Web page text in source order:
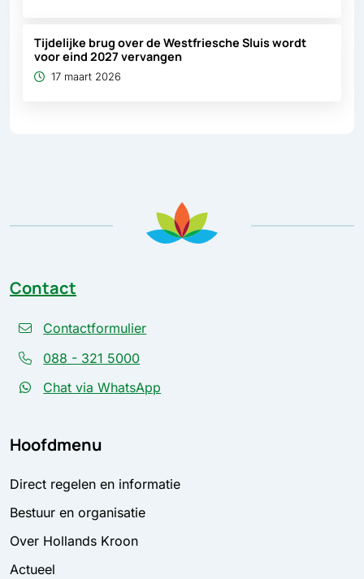
Tijdelijke brug over de Westfriesche Sluis wordt
voor eind 2027 vervangen
17 maart 2026
Contact
Contactformulier
088 - 321 5000
Chat via WhatsApp
Hoofdmenu
Direct regelen en informatie
Bestuur en organisatie
Over Hollands Kroon
Actueel